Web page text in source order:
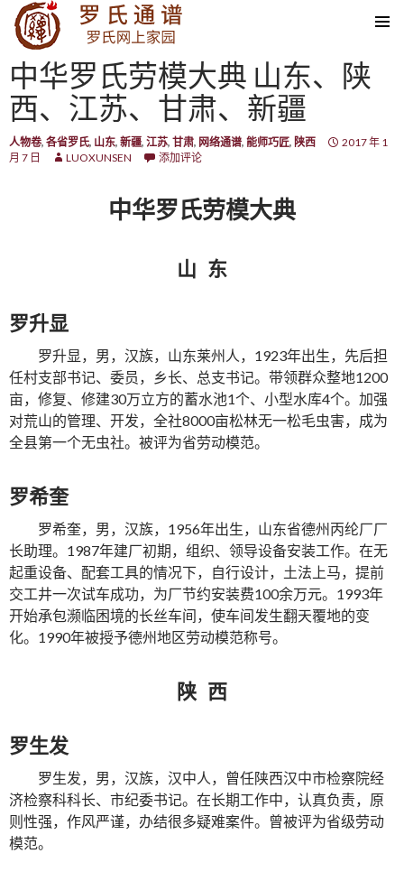
SKIP TO CONTENT
中华罗氏劳模大典 山东、陕
西、江苏、甘肃、新疆
人物卷, 各省罗氏, 山东, 新疆, 江苏, 甘肃, 网络通谱, 能师巧匠, 陕西
2017 年 1
月 7 日
LUOXUNSEN 添加评论
中华罗氏劳模大典
山 东
罗升显
罗升显，男，汉族，山东莱州人，1923年出生，先后担
任村支部书记、委员，乡长、总支书记。带领群众整地1200
亩，修复、修建30万立方的蓄水池1个、小型水库4个。加强
对荒山的管理、开发，全社8000亩松林无一松毛虫害，成为
全县第一个无虫社。被评为省劳动模范。
罗希奎
罗希奎，男，汉族，1956年出生，山东省德州丙纶厂厂
长助理。1987年建厂初期，组织、领导设备安装工作。在无
起重设备、配套工具的情况下，自行设计，土法上马，提前
交工井一次试车成功，为厂节约安装费100余万元。1993年
开始承包濒临困境的长丝车间，使车间发生翻天覆地的变
化。1990年被授予德州地区劳动模范称号。
陕 西
罗生发
罗生发，男，汉族，汉中人，曾任陕西汉中市检察院经
济检察科科长、市纪委书记。在长期工作中，认真负责，原
则性强，作风严谨，办结很多疑难案件。曾被评为省级劳动
模范。